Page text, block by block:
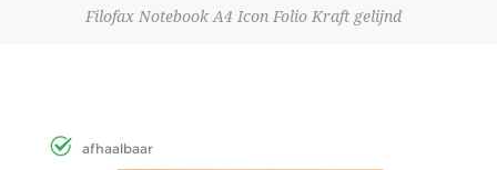
Filofax Notebook A4 Icon Folio Kraft gelijnd
afhaalbaar